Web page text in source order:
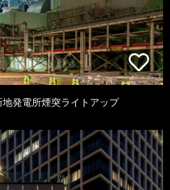
発電所煙突ライトアップ